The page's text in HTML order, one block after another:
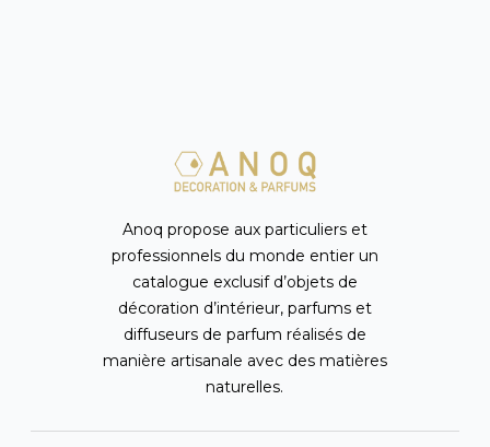
Anoq propose aux particuliers et
professionnels du monde entier un
catalogue exclusif d’objets de
décoration d’intérieur, parfums et
diffuseurs de parfum réalisés de
manière artisanale avec des matières
naturelles.